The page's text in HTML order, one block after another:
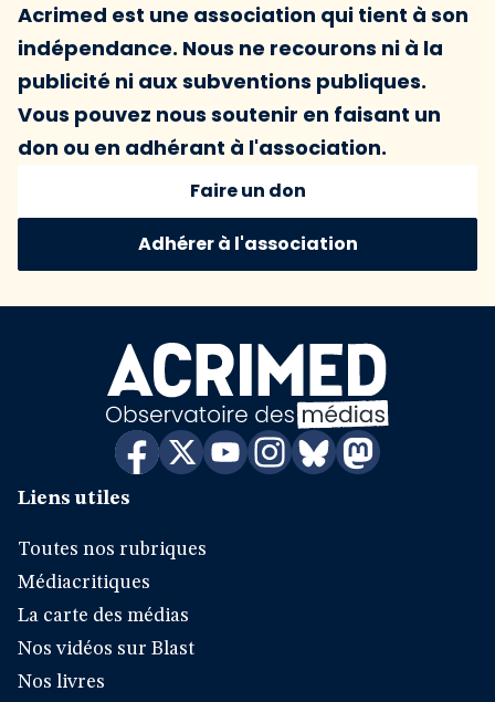
Acrimed est une association qui tient à son
indépendance. Nous ne recourons ni à la
publicité ni aux subventions publiques.
Vous pouvez nous soutenir en faisant un
don ou en adhérant à l'association.
Faire un don
Adhérer à l'association
Liens utiles
Toutes nos rubriques
Médiacritiques
La carte des médias
Nos vidéos sur Blast
Nos livres